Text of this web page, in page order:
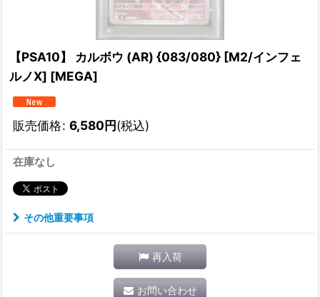
【PSA10】 カルボウ (AR) {083/080} [M2/インフェ
ルノX] [MEGA]
販売価格: 6,580円(税込)
在庫なし
その他重要事項
再入荷
お問い合わせ